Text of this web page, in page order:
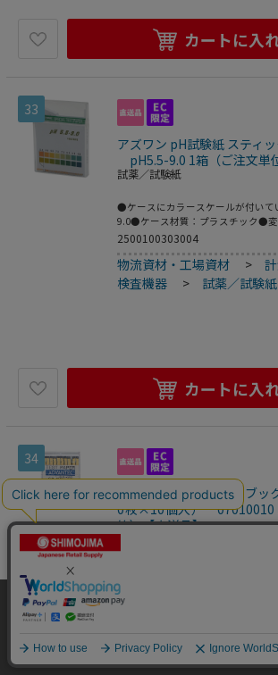
当サイトはクッキー（Cookie）を使用しています。
だける場合は「OK」をクリックしてください。
OK
カートに入
33
アズワン pH試験紙 スティッ
pH5.5-9.0 1箱（ご注文単
試薬／試験紙
●ケースにカラースケールが付い
9.0●ケース材質：プラスチック●
6×80mm●pH測定領域：5.5～9.0●
です。
2500100303004
物流資材・工場資材 >
検査機器
> 試薬／試験紙
カートに入
34
ADVANTEC pH試験紙 ブッ
0枚×10個入） 07010010
箱）【直送品】
試薬／試験紙
●高い信頼性を維持するため、全製
います。●水溶液のpH（水素イオン
きます。●pH測定有効範囲：0.4～
2500100342263
検査機器>試薬／試験紙